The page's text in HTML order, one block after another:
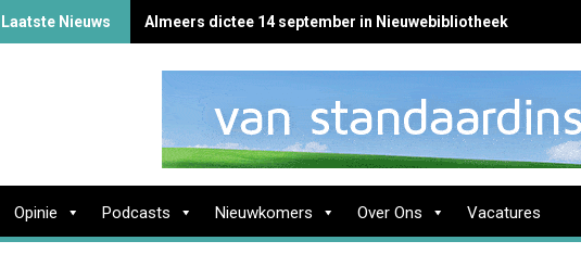
Laatste Nieuws Almeers dictee 14 september in Nieuwebibliotheek
Opinie Podcasts Nieuwkomers Over Ons Vacatures